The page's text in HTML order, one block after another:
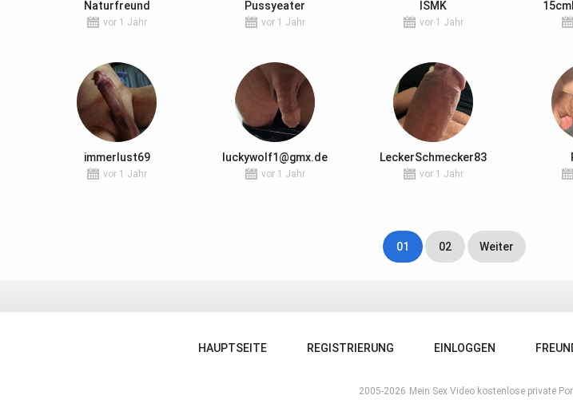
Naturfreund
vor 1 Jahr
Pussyeater
vor 1 Jahr
ISMK
vor 1 Jahr
immerlust69
vor 1 Jahr
luckywolf1@gmx.de
vor 1 Jahr
LeckerSchmecker83
vor 1 Jahr
01 02 Weiter
HAUPTSEITE REGISTRIERUNG EINLOGGEN
2005-2026 Mein Sex Video kostenlose private